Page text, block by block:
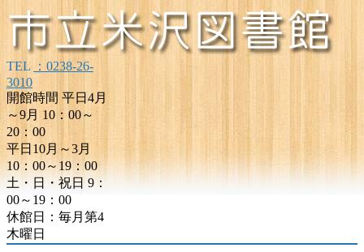
TEL
：0238-26-
3010
開館時間 平日4月
～9月 10：00～
20：00
平日10月～3月
10：00～19：00
土・日・祝日 9：
00～19：00
休館日：毎月第4
木曜日